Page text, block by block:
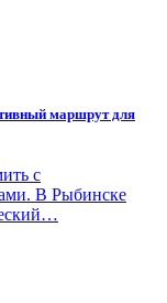
маршрут для
с
В Рыбинске